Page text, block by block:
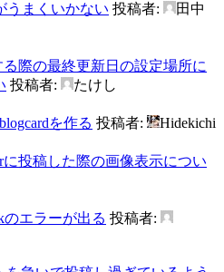
うまくいかない 投稿者:
田中
際の最終更新日の設定場所に
投稿者:
たけし
を作る 投稿者:
Hidekichi
に投稿した際の画像表示につい
のエラーが出る 投稿者: